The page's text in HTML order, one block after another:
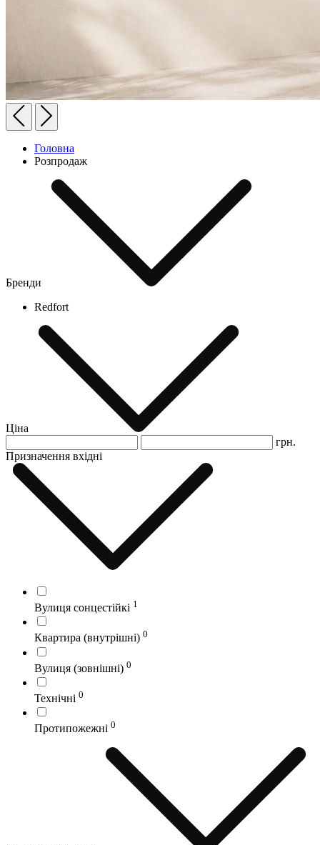
Головна
Розпродаж
Бренди
Redfort
Ціна
грн.
Призначення вхідні
Вулиця сонцестійкі 1
Квартира (внутрішні) 0
Вулиця (зовнішні) 0
Технічні 0
Протипожежні 0